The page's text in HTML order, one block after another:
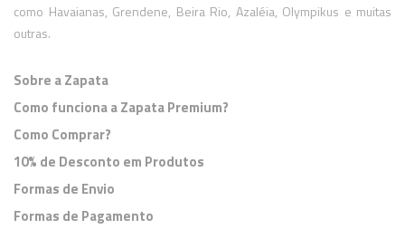
como Havaianas, Grendene, Beira Rio, Azaléia, Olympikus e muitas
outras.
Sobre a Zapata
Como funciona a Zapata Premium?
Como Comprar?
10% de Desconto em Produtos
Formas de Envio
Formas de Pagamento